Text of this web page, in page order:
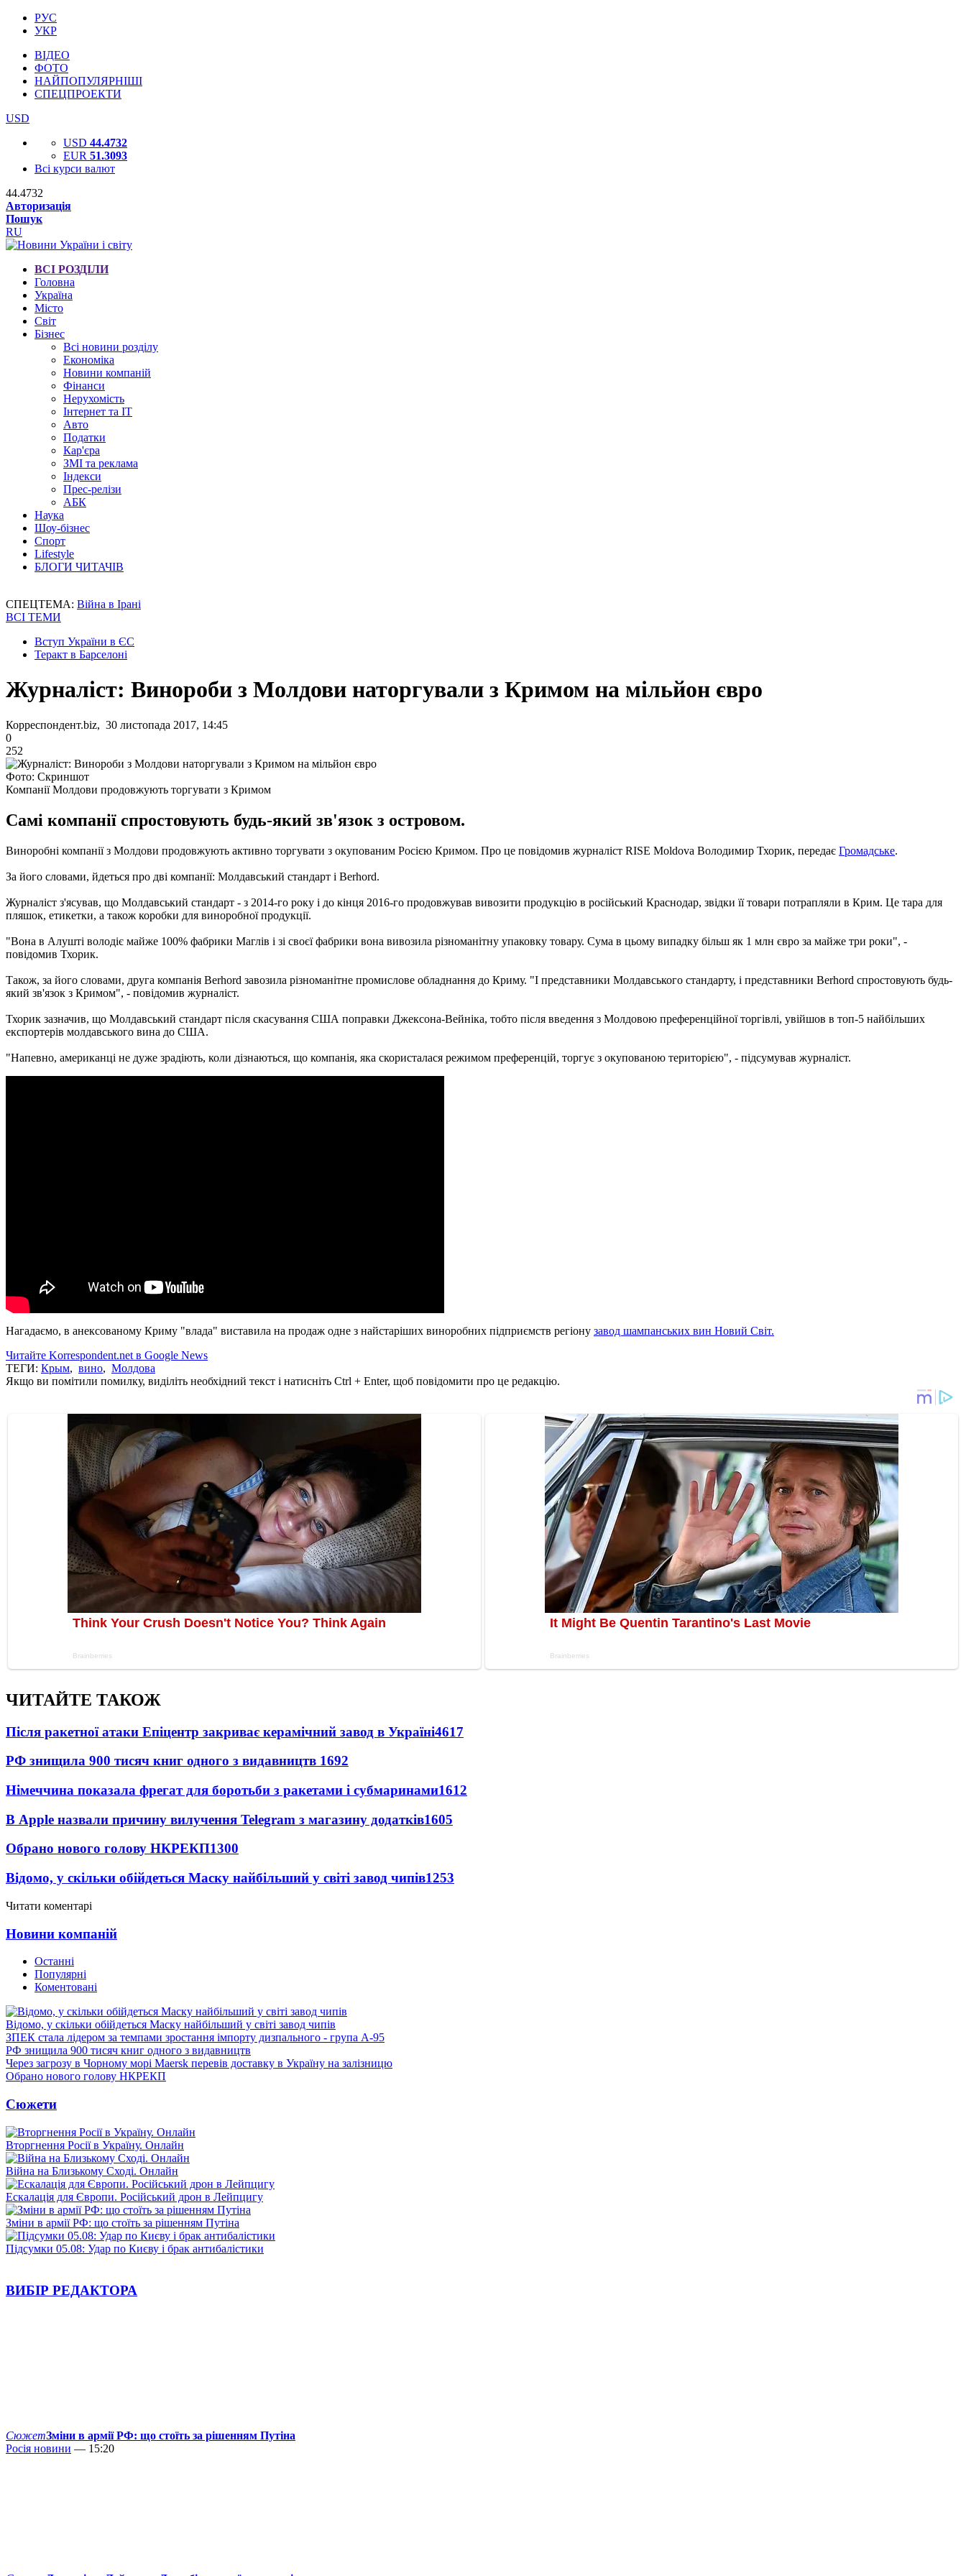
РУС
УКР
ВІДЕО
ФОТО
НАЙПОПУЛЯРНІШІ
СПЕЦПРОЕКТИ
USD
USD 44.4732
EUR 51.3093
Всі курси валют
44.4732
Авторизація
Пошук
RU
ВСІ РОЗДІЛИ
Головна
Україна
Місто
Світ
Бізнес
Всі новини розділу
Економіка
Новини компаній
Фінанси
Нерухомість
Інтернет та IT
Авто
Податки
Кар'єра
ЗМІ та реклама
Індекси
Прес-релізи
АБК
Наука
Шоу-бізнес
Спорт
Lifestyle
БЛОГИ ЧИТАЧІВ
СПЕЦТЕМА: Війна в Ірані
ВСІ ТЕМИ
Вступ України в ЄС
Теракт в Барселоні
Журналіст: Винороби з Молдови наторгували з Кримом на мільйон євро
Корреспондент.biz, 30 листопада 2017, 14:45
0
252
Фото: Скриншот
Компанії Молдови продовжують торгувати з Кримом
Самі компанії спростовують будь-який зв'язок з островом.
Виноробні компанії з Молдови продовжують активно торгувати з окупованим Росією Кримом. Про це повідомив журналіст RISE Moldova Володимир Тхорик, передає Громадське.
За його словами, йдеться про дві компанії: Молдавський стандарт і Berhord.
Журналіст з'ясував, що Молдавський стандарт - з 2014-го року і до кінця 2016-го продовжував вивозити продукцію в російський Краснодар, звідки її товари потрапляли в Крим. Це тара для
пляшок, етикетки, а також коробки для виноробної продукції.
"Вона в Алушті володіє майже 100% фабрики Маглів і зі своєї фабрики вона вивозила різноманітну упаковку товару. Сума в цьому випадку більш як 1 млн євро за майже три роки", -
повідомив Тхорик.
Також, за його словами, друга компанія Berhord завозила різноманітне промислове обладнання до Криму. "І представники Молдавського стандарту, і представники Berhord спростовують будь-
який зв'язок з Кримом", - повідомив журналіст.
Тхорик зазначив, що Молдавський стандарт після скасування США поправки Джексона-Вейніка, тобто після введення з Молдовою преференційної торгівлі, увійшов в топ-5 найбільших
експортерів молдавського вина до США.
"Напевно, американці не дуже зрадіють, коли дізнаються, що компанія, яка скористалася режимом преференцій, торгує з окупованою територією", - підсумував журналіст.
Нагадаємо, в анексованому Криму "влада" виставила на продаж одне з найстаріших виноробних підприємств регіону завод шампанських вин Новий Світ.
Читайте Korrespondent.net в Google News
ТЕГИ: Крым, вино, Молдова
Якщо ви помітили помилку, виділіть необхідний текст і натисніть Ctrl + Enter, щоб повідомити про це редакцію.
ЧИТАЙТЕ ТАКОЖ
Після ракетної атаки Епіцентр закриває керамічний завод в Україні4617
РФ знищила 900 тисяч книг одного з видавництв 1692
Німеччина показала фрегат для боротьби з ракетами і субмаринами1612
В Apple назвали причину вилучення Telegram з магазину додатків1605
Обрано нового голову НКРЕКП1300
Відомо, у скільки обійдеться Маску найбільший у світі завод чипів1253
Читати коментарі
Новини компаній
Останні
Популярні
Коментовані
Відомо, у скільки обійдеться Маску найбільший у світі завод чипів
ЗПЕК стала лідером за темпами зростання імпорту дизпального - група А-95
РФ знищила 900 тисяч книг одного з видавництв
Через загрозу в Чорному морі Maersk перевів доставку в Україну на залізницю
Обрано нового голову НКРЕКП
Сюжети
Вторгнення Росії в Україну. Онлайн
Війна на Близькому Сході. Онлайн
Ескалація для Європи. Російський дрон в Лейпцигу
Зміни в армії РФ: що стоїть за рішенням Путіна
Підсумки 05.08: Удар по Києву і брак антибалістики
ВИБІР РЕДАКТОРА
СюжетЗміни в армії РФ: що стоїть за рішенням Путіна
Росія новини — 15:20